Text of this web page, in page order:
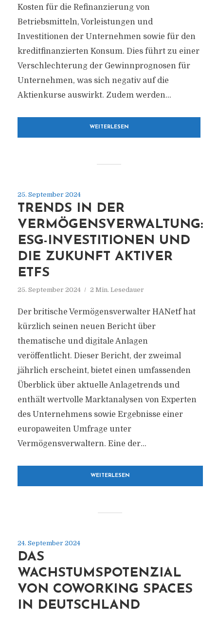
Kosten für die Refinanzierung von
Betriebsmitteln, Vorleistungen und
Investitionen der Unternehmen sowie für den
kreditfinanzierten Konsum. Dies führt zu einer
Verschlechterung der Gewinnprognosen für
Unternehmen, was sich negativ auf die
Aktienkurse auswirkt. Zudem werden...
WEITERLESEN
25. September 2024
TRENDS IN DER
VERMÖGENSVERWALTUNG:
ESG-INVESTITIONEN UND
DIE ZUKUNFT AKTIVER
ETFS
25. September 2024 2 Min. Lesedauer
Der britische Vermögensverwalter HANetf hat
kürzlich seinen neuen Bericht über
thematische und digitale Anlagen
veröffentlicht. Dieser Bericht, der zweimal
jährlich erscheint, bietet einen umfassenden
Überblick über aktuelle Anlagetrends und
enthält wertvolle Marktanalysen von Experten
des Unternehmens sowie Ergebnisse einer
europaweiten Umfrage unter
Vermögensverwaltern. Eine der...
WEITERLESEN
24. September 2024
DAS
WACHSTUMSPOTENZIAL
VON COWORKING SPACES
IN DEUTSCHLAND